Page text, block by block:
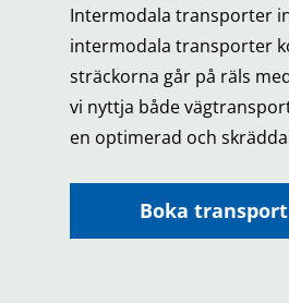
Intermodala transporter
intermodala transporter
sträckorna går på räls
vi nyttja både
en optimerad och
Boka transport